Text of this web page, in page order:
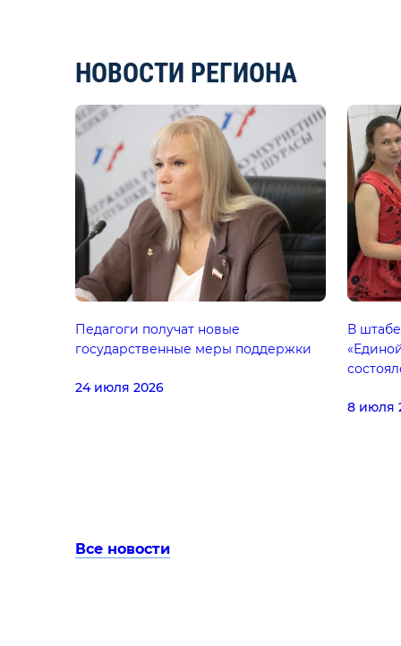
НОВОСТИ РЕГИОНА
Педагоги получат новые
государственные меры поддержки
24 июля 2026
В
8 июля
Все новости